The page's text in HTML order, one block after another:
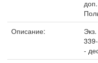
Описание:
-